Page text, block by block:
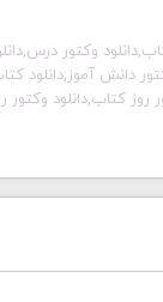
وکتور
دانش آموز,دانلود
روز کتاب,دانلود وکتور